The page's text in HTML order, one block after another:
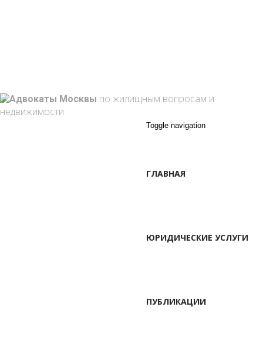
по жилищным вопросам и
недвижимости
Toggle navigation
ГЛАВНАЯ
ЮРИДИЧЕСКИЕ УСЛУГИ
ПУБЛИКАЦИИ